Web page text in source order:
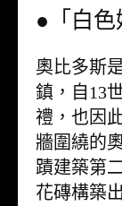
●「白色
奧比多斯
鎮，自13
禮，也因
牆圍繞的
蹟建築第
花磚構築